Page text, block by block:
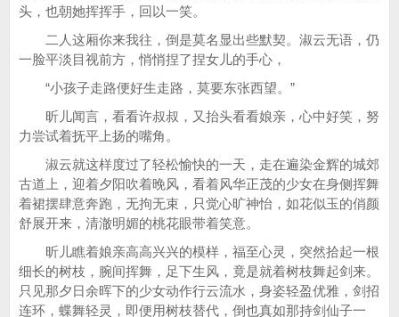
头，也朝她挥挥手，回以一笑。
二人这厢你来我往，倒是莫名显出些默契。淑云无语，仍
一脸平淡目视前方，悄悄捏了捏女儿的手心，
“小孩子走路便好生走路，莫要东张西望。”
昕儿闻言，看看许叔叔，又抬头看看娘亲，心中好笑，努
力尝试着抚平上扬的嘴角。
淑云就这样度过了轻松愉快的一天，走在遍染金辉的城郊
古道上，迎着夕阳吹着晚风，看着风华正茂的少女在身侧挥舞
着裙摆肆意奔跑，无拘无束，只觉心旷神怡，如花似玉的俏颜
舒展开来，清澈明媚的桃花眼带着笑意。
昕儿瞧着娘亲高高兴兴的模样，福至心灵，突然拾起一根
细长的树枝，腕间挥舞，足下生风，竟是就着树枝舞起剑来。
只见那夕日余晖下的少女动作行云流水，身姿轻盈优雅，剑招
连环，蝶舞轻灵，即便用树枝替代，倒也真如那持剑仙子一